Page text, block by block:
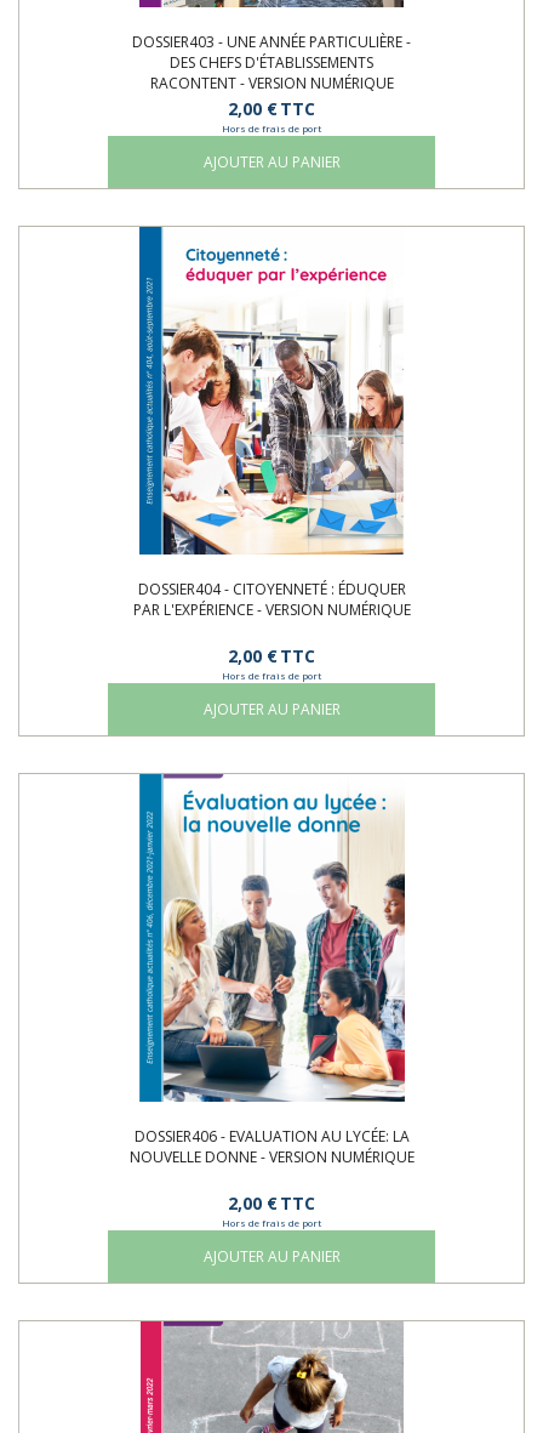
DOSSIER403 - UNE ANNÉE PARTICULIÈRE -
DES CHEFS D'ÉTABLISSEMENTS
RACONTENT - VERSION NUMÉRIQUE
2,00 €TTC
Hors de frais de port
AJOUTER AU PANIER
DOSSIER404 - CITOYENNETÉ : ÉDUQUER
PAR L'EXPÉRIENCE - VERSION NUMÉRIQUE
2,00 €TTC
Hors de frais de port
AJOUTER AU PANIER
DOSSIER406 - EVALUATION AU LYCÉE: LA
NOUVELLE DONNE - VERSION NUMÉRIQUE
2,00 €TTC
Hors de frais de port
AJOUTER AU PANIER